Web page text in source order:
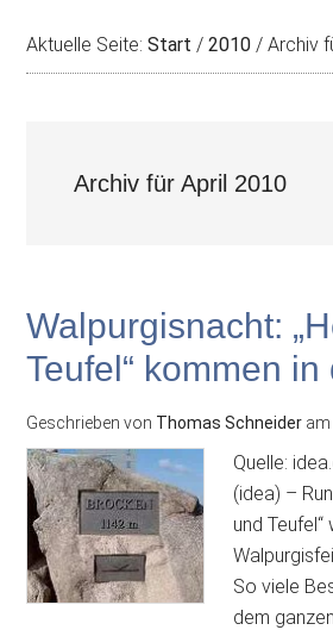
Aktuelle Seite:Start / 2010 / Archiv
Archiv für April 2010
Walpurgisnacht:
Teufel“ kommen
Geschrieben von Thomas Schneider am
Quelle:
(idea) –
und
So viele
dem